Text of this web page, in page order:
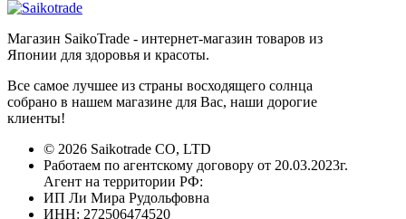
Магазин SaikoTrade - интернет-магазин товаров из
Японии для здоровья и красоты.
Все самое лучшее из страны восходящего солнца
собрано в нашем магазине для Вас, наши дорогие
клиенты!
© 2026 Saikotrade CO, LTD
Работаем по агентскому договору от 20.03.2023г.
Агент на территории РФ:
ИП Ли Мира Рудольфовна
ИНН: 272506474520